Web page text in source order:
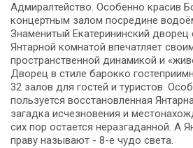
Адмиралтейство. Особенно красив
концертным залом посредине
Знаменитый Екатерининский дворец
Янтарной комнатой впечатляет
пространственной динамикой и
Дворец в стиле барокко
32 залов для гостей и туристов.
пользуется восстановленная
загадка исчезновения и
сих пор остается неразгаданной. А
праву называют - 8-е чудо света.